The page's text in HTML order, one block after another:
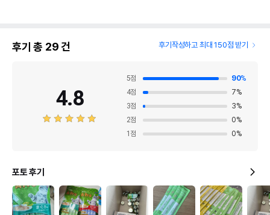
후기 총 29건 후기작성하고 최대 150점 받기
4.8
5점 90%
4점 7%
3점 3%
2점 0%
1 점 0%
포토 후기